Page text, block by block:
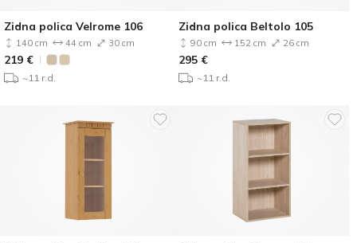
Zidna polica Velrome 106
140 cm 44 cm 30 cm
219 €
~11 r.d.
Zidna polica Beltolo 105
90 cm 152 cm 26 cm
295 €
~11 r.d.